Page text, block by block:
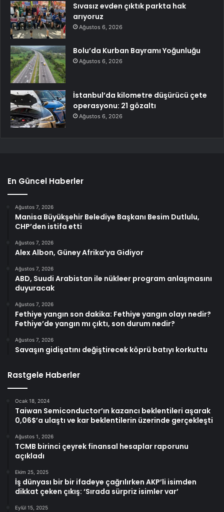
Sıvasız evden çıktık parkta hak
arıyoruz
Ağustos 6, 2026
Bolu’da Kurban Bayramı Yoğunluğu
Ağustos 6, 2026
İstanbul’da kilometre düşürücü çete
operasyonu: 21 gözaltı
Ağustos 6, 2026
En Güncel Haberler
Ağustos 7, 2026
Manisa Büyükşehir Belediye Başkanı Besim Dutlulu,
CHP’den istifa etti
Ağustos 7, 2026
Alex Albon, Güney Afrika’ya Gidiyor
Ağustos 7, 2026
ABD, Suudi Arabistan ile nükleer program anlaşmasını
duyuracak
Ağustos 7, 2026
Fethiye yangın son dakika: Fethiye yangın olayı nedir?
Fethiye’de yangın mı çıktı, son durum nedir?
Ağustos 7, 2026
Savaşın gidişatını değiştirecek köprü batıyı korkuttu
Rastgele Haberler
Ocak 18, 2024
Taiwan Semiconductor’ın kazancı beklentileri aşarak
0,06$’a ulaştı ve kar beklentilerin üzerinde gerçekleşti
Ağustos 1, 2026
TCMB birinci çeyrek finansal hesaplar raporunu
açıkladı
Ekim 25, 2025
İş dünyası bir bir ifadeye çağrılırken AKP’li isimden
dikkat çeken çıkış: ‘Sırada sürpriz isimler var’
Eylül 15, 2025